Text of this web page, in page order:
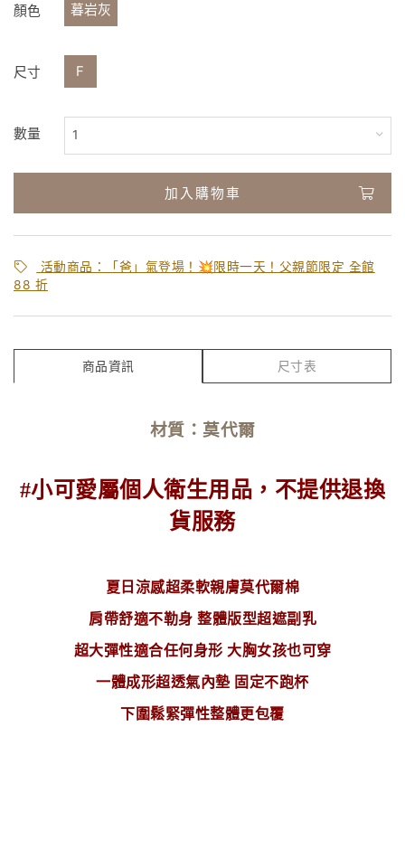
顏色 暮岩灰
尺寸 F
數量
加入購物車
活動商品：「爸」氣登場！💥限時一天！父親節限定 全館
88 折
商品資訊 尺寸表
材質： 莫代爾
#小可愛屬個人衛生用品，不提供退換
貨服務
夏日涼感超柔軟親膚莫代爾棉
肩帶舒適不勒身 整體版型超遮副乳
超大彈性適合任何身形 大胸女孩也可穿
一體成形超透氣內墊 固定不跑杯
下圍鬆緊彈性整體更包覆